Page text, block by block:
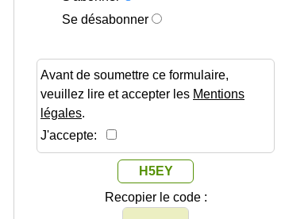
Se désabonner
Avant de soumettre ce formulaire,
veuillez lire et accepter les Mentions
légales.
J'accepte:
H5EY
Recopier le code :